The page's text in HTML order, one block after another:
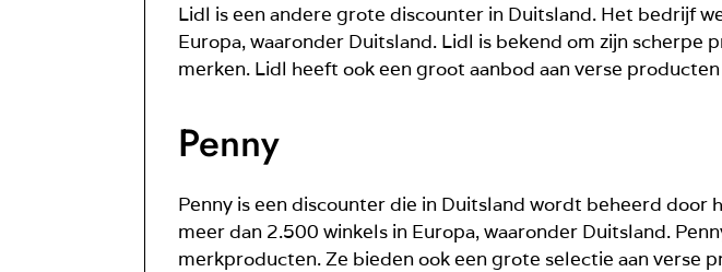
Lidl is een andere grote discounter in Duitsland. Het bedrijf
Europa, waaronder Duitsland. Lidl is bekend om zijn
merken. Lidl heeft ook een groot aanbod aan verse
Penny
Penny is een discounter die in Duitsland wordt beheerd
meer dan 2.500 winkels in Europa, waaronder Duitsland.
merkproducten. Ze bieden ook een grote selectie aan verse